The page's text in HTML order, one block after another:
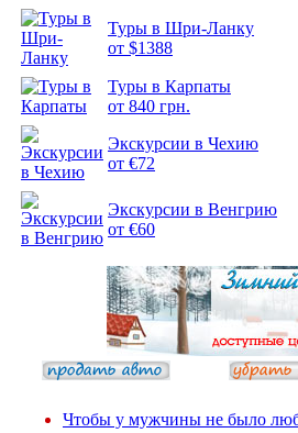
Туры в Шри-Ланку
от $1388
Туры в Карпаты
от 840 грн.
Экскурсии в Чехию
от €72
Экскурсии в Венгрию
от €60
Чтобы у мужчины не было